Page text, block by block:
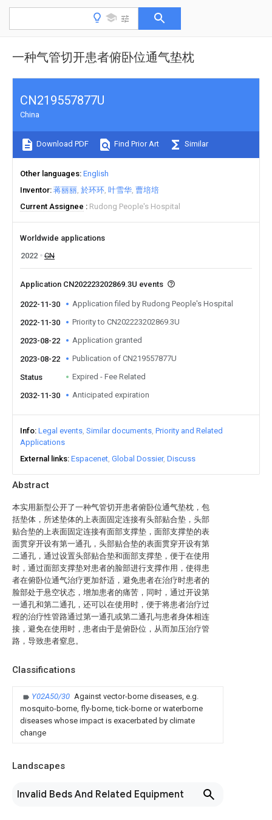
一种气管切开患者俯卧位通气垫枕
Abstract
本实用新型公开了一种气管切开患者俯卧位通气垫枕，包
括垫体，所述垫体的上表面固定连接有头部贴合垫，头部
贴合垫的上表面固定连接有面部支撑垫，面部支撑垫的表
面贯穿开设有第一通孔，头部贴合垫的表面贯穿开设有第
二通孔，通过设置头部贴合垫和面部支撑垫，便于在使用
时，通过面部支撑垫对患者的脸部进行支撑作用，使得患
者在俯卧位通气治疗更加舒适，避免患者在治疗时患者的
脸部处于悬空状态，增加患者的痛苦，同时，通过开设第
一通孔和第二通孔，还可以在使用时，便于将患者治疗过
程的治疗性管路通过第一通孔或第二通孔与患者身体相连
接，避免在使用时，患者由于是俯卧位，从而加压治疗管
路，导致患者窒息。
Classifications
Y02A50/30 Against vector-borne diseases, e.g.
mosquito-borne, fly-borne, tick-borne or waterborne
diseases whose impact is exacerbated by climate
change
Landscapes
Invalid Beds And Related Equipment
CN219557877U
China
Download PDF Find Prior Art Similar
Other languages English
Inventor 蒋丽丽 於环环 叶雪华 曹培培
Current Assignee
Rudong People's Hospital
Worldwide applications
2022
CN
Application CN202223202869.3U events
2022-11-30 Application filed by Rudong People's Hospital
2022-11-30 Priority to CN202223202869.3U
2023-08-22 Application granted
2023-08-22 Publication of CN219557877U
Status Expired - Fee Related
2032-11-30 Anticipated expiration
Info Legal events Similar documents Priority and Related
Applications
External links Espacenet Global Dossier Discuss